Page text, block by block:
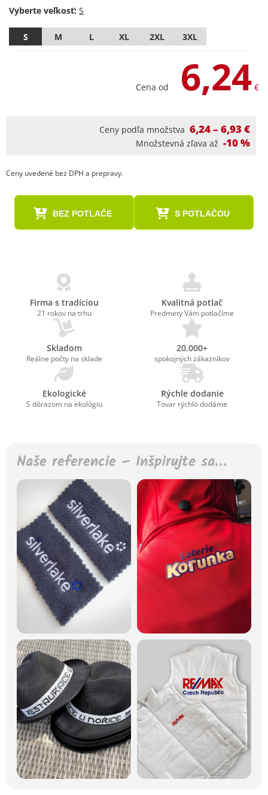
Vyberte veľkosť:
S M L XL 2XL 3XL
Cena od 6,24 €
Ceny podľa množstva 6,24 – 6,93 €
Množstevná zľava až -10 %
Ceny uvedené bez DPH a prepravy.
BEZ POTLAČE S POTLAČOU
Firma s tradíciou
21 rokov na trhu
Kvalitná potlač
Predmety Vám potlačíme
Skladom
Reálne počty na sklade
20.000+
spokojných zákazníkov
Ekologické
S dôrazom na ekológiu
Rýchle dodanie
Tovar rýchlo dodáme
Naše referencie – Inšpirujte sa…